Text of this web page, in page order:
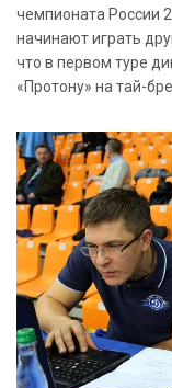
чемпионата России
начинают играть
что в первом туре
«Протону» на тай-